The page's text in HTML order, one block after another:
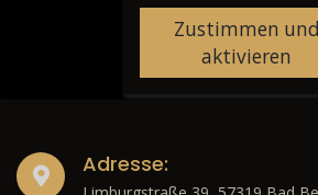
Zustimmen und
aktivieren
Adresse: